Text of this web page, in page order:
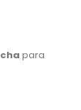
para